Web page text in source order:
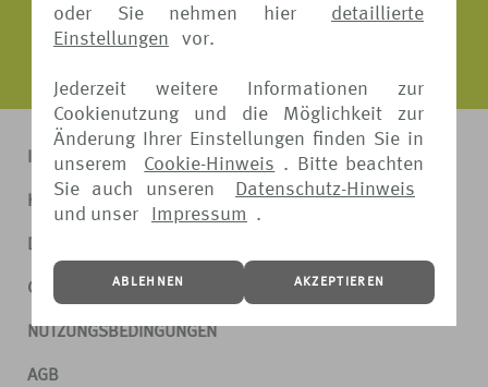
oder Sie nehmen hier
detaillierte
Einstellungen
vor.
Jederzeit weitere Informationen zur
Cookienutzung und die Möglichkeit zur
Änderung Ihrer Einstellungen finden Sie in
unserem
Cookie-Hinweis . Bitte beachten
Sie auch unseren
Datenschutz-Hinweis
und unser
Impressum .
ABLEHNEN AKZEPTIEREN
IMPRESSUM
KONTAKT
DATENSCHUTZ
COOKIE-HINWEIS
NUTZUNGSBEDINGUNGEN
AGB